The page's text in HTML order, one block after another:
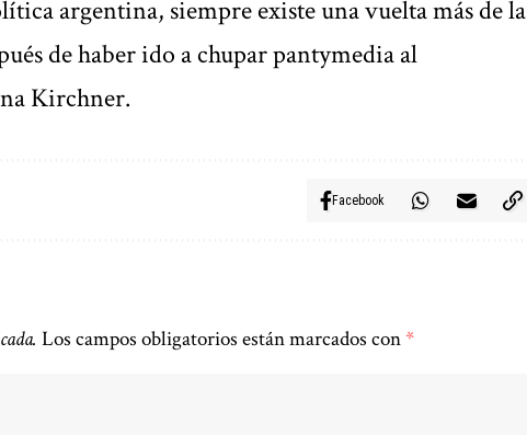
argentina, siempre existe una vuelta más de la
de haber ido a chupar pantymedia al
Kirchner.
Facebook
Los campos obligatorios están marcados con*